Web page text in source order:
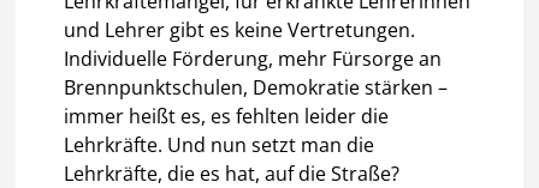
und Lehrer gibt es keine Vertretungen.
Individuelle Förderung, mehr Fürsorge an
Brennpunktschulen, Demokratie stärken –
immer heißt es, es fehlten leider die
Lehrkräfte. Und nun setzt man die
Lehrkräfte, die es hat, auf die Straße?